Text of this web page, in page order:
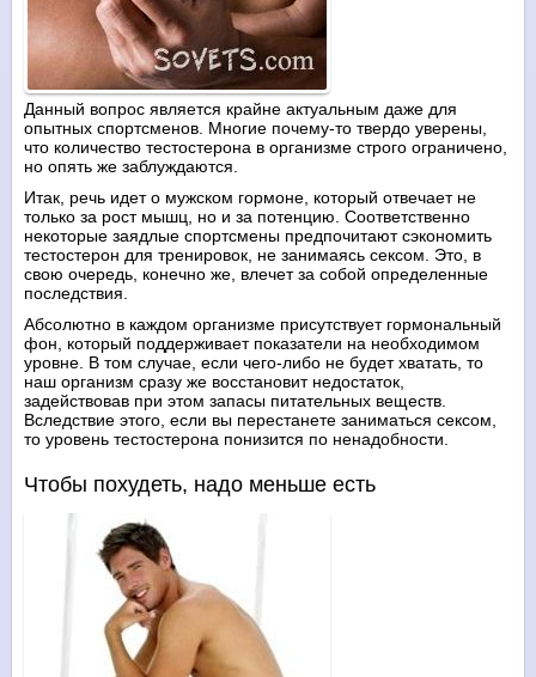
Данный вопрос является крайне актуальным даже для
опытных спортсменов. Многие почему-то твердо уверены,
что количество тестостерона в организме строго ограничено,
но опять же заблуждаются.
Итак, речь идет о мужском гормоне, который отвечает не
только за рост мышц, но и за потенцию. Соответственно
некоторые заядлые спортсмены предпочитают сэкономить
тестостерон для тренировок, не занимаясь сексом. Это, в
свою очередь, конечно же, влечет за собой определенные
последствия.
Абсолютно в каждом организме присутствует гормональный
фон, который поддерживает показатели на необходимом
уровне. В том случае, если чего-либо не будет хватать, то
наш организм сразу же восстановит недостаток,
задействовав при этом запасы питательных веществ.
Вследствие этого, если вы перестанете заниматься сексом,
то уровень тестостерона понизится по ненадобности.
Чтобы похудеть, надо меньше есть